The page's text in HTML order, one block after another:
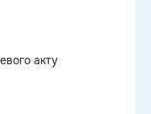
акту